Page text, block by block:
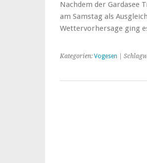
Nachdem der Gardasee
am Samstag als
Wettervorhersage ging
Kategorien: Vogesen |